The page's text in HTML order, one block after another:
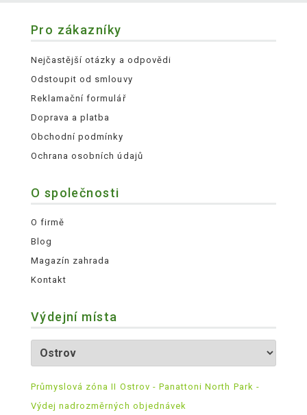
Pro zákazníky
Nejčastější otázky a odpovědi
Odstoupit od smlouvy
Reklamační formulář
Doprava a platba
Obchodní podmínky
Ochrana osobních údajů
O společnosti
O firmě
Blog
Magazín zahrada
Kontakt
Výdejní místa
Průmyslová zóna II Ostrov - Panattoni North Park -
Výdej nadrozměrných objednávek